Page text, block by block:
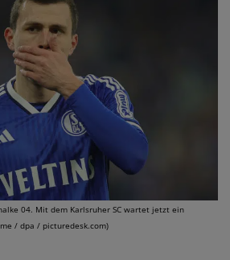
04. Mit dem Karlsruher SC wartet jetzt ein
/ dpa / picturedesk.com)